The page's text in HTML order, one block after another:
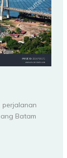
perjalanan
Batam